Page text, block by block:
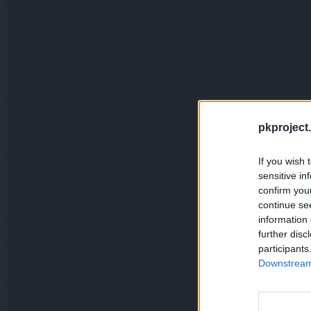
If you wish
sensitive
confirm
continue
information
further